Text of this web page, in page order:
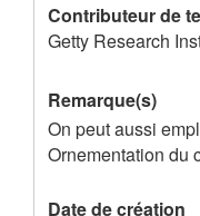
Contributeur de
Getty Research
Remarque(s)
On peut aussi
Ornementation du
Date de création